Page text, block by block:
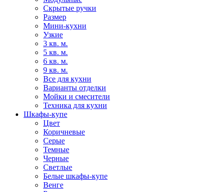
Скрытые ручки
Размер
Мини-кухни
Узкие
3 кв. м.
5 кв. м.
6 кв. м.
9 кв. м.
Все для кухни
Варианты отделки
Мойки и смесители
Техника для кухни
Шкафы-купе
Цвет
Коричневые
Серые
Темные
Черные
Светлые
Белые шкафы-купе
Венге